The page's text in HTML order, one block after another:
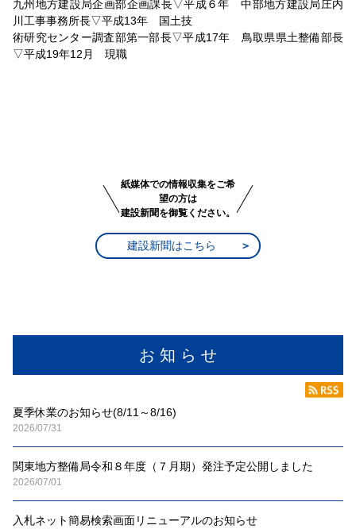
お 知 ら せ
夏季休業のお知らせ(8/11～8/16)
2026/07/31
関東地方整備局令和８年度（７月期）発注予定公開しました
2026/07/01
入札ネット簡易検索画面リニューアルのお知らせ
九州地方建設局企画部企画課長▽平成６年 中部地方建設局庄内
川工事事務所長▽平成13年 国土技
術研究センター調査部第一部長▽平成17年 鳥取県県土整備部長
▽平成19年12月 現職
紙媒体での情報収集をご希
望の方は
建設新聞を御覧ください。
建設新聞はこちら